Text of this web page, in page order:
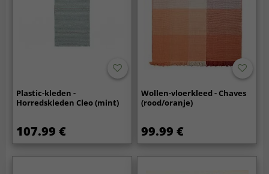
Plastic-kleden -
Horredskleden Cleo (mint)
107.99 €
Wollen-vloerkleed - Chaves
(rood/oranje)
99.99 €